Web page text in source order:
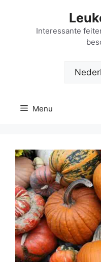
Interessante
Kies
Menu